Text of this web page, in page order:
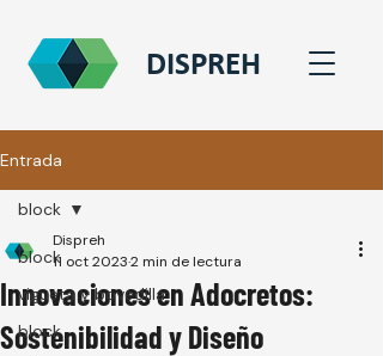
DISPREH
Entrada
block
vigueta y bovedilla
block
block
Innovaciones en Adocretos:
Sostenibilidad y Diseño
Dispreh
11 oct 20232 min de lectura